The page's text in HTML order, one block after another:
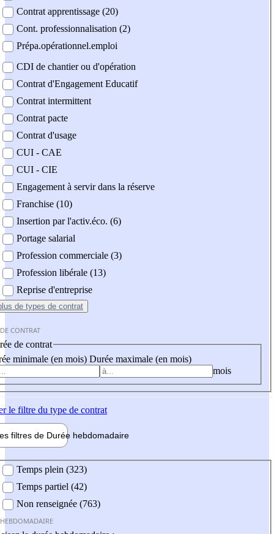
Contrat apprentissage (20)
Cont. professionnalisation (2)
Prépa.opérationnel.emploi
CDI de chantier ou d'opération
Contrat d'Engagement Educatif
Contrat intermittent
Contrat pacte
Contrat d'usage
CUI - CAE
CUI - CIE
Engagement à servir dans la réserve
Franchise (10)
Insertion par l'activ.éco. (6)
Portage salarial
Profession commerciale (3)
Profession libérale (13)
Reprise d'entreprise
de types de contrat
CONTRAT
de contrat
minimale (en mois) Durée maximale (en mois)
mois
le filtre du type de contrat
filtres de Durée hebdomadaire
Temps plein (323)
Temps partiel (42)
Non renseignée (763)